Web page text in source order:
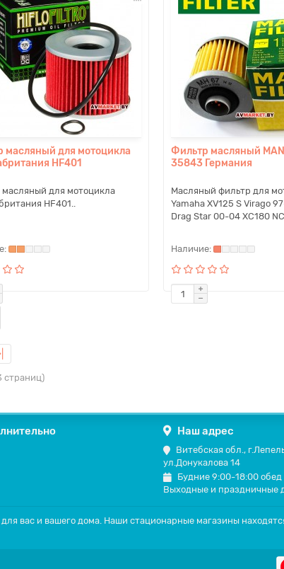
масляный для мотоцикла
HF401
для мотоцикла
HF401..
Фильтр масляный
35843 Германия
Масляный фильтр для
Yamaha XV125 S Virago
Drag Star 00-04 XC180
страниц)
Наш адрес
Витебская обл.,
ул.Донукалова 14
Будние 9:00-18:00
Выходные и праздничные
вас и вашего дома. Наши стационарные магазины